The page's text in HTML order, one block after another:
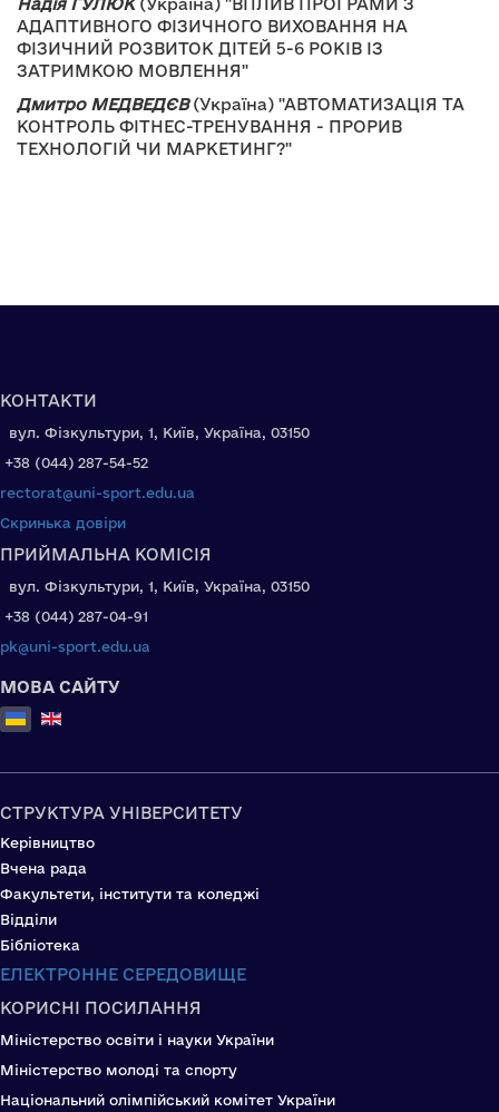
АДАПТИВНОГО ФІЗИЧНОГО ВИХОВАННЯ НА
ФІЗИЧНИЙ РОЗВИТОК ДІТЕЙ 5-6 РОКІВ ІЗ
ЗАТРИМКОЮ МОВЛЕННЯ"
Дмитро МЕДВЕДЄВ(Україна) "АВТОМАТИЗАЦІЯ ТА
КОНТРОЛЬ ФІТНЕС-ТРЕНУВАННЯ - ПРОРИВ
ТЕХНОЛОГІЙ ЧИ МАРКЕТИНГ?"
КОНТАКТИ
вул. Фізкультури, 1, Київ, Україна, 03150
+38 (044) 287-54-52
rectorat@uni-sport.edu.ua
Скринька довіри
ПРИЙМАЛЬНА КОМІСІЯ
вул. Фізкультури, 1, Київ, Україна, 03150
+38 (044) 287-04-91
pk@uni-sport.edu.ua
МОВА САЙТУ
Оберіть свою мову
СТРУКТУРА УНІВЕРСИТЕТУ
Керівництво
Вчена рада
Факультети, інститути та коледжі
Відділи
Бібліотека
ЕЛЕКТРОННЕ СЕРЕДОВИЩЕ
КОРИСНІ ПОСИЛАННЯ
Міністерство освіти і науки України
Міністерство молоді та спорту
Національний олімпійський комітет України